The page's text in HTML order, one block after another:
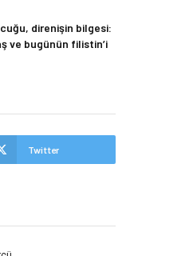
direnişin bilgesi:
ve bugünün filistin’i
Twitter